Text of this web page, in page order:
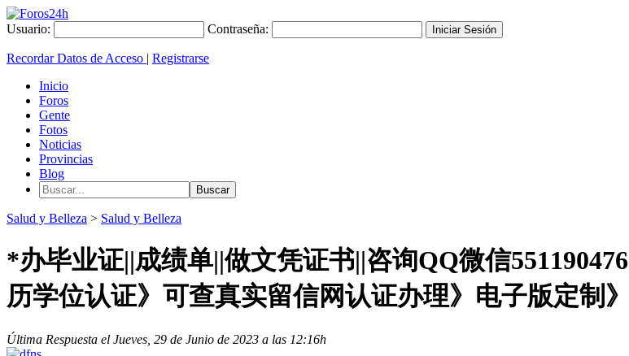
Usuario: Contraseña:
Recordar Datos de Acceso | Registrarse
Inicio
Foros
Gente
Fotos
Noticias
Provincias
Blog
Salud y Belleza > Salud y Belleza
*办毕业证||成绩单||做文凭证书||咨询QQ微信
历学位认证》可查真实留信网认证办理》电子版定制
Última Respuesta el Jueves, 29 de Junio de 2023 a las 12:16h